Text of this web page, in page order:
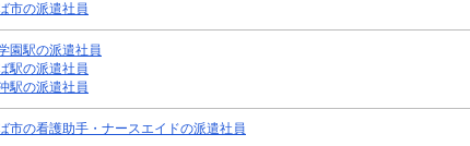
市の派遣社員
園駅の派遣社員
駅の派遣社員
駅の派遣社員
市の看護助手・ナースエイドの派遣社員